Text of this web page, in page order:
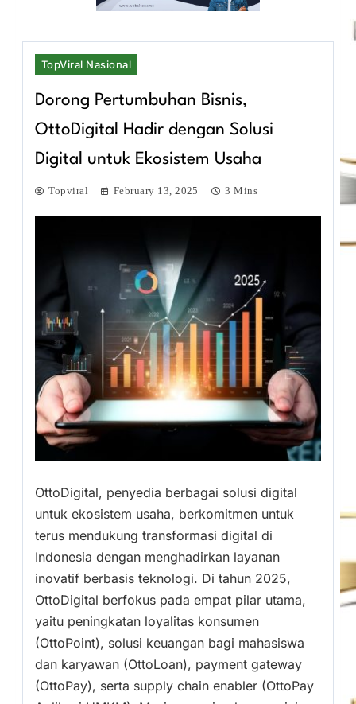
TopViral Nasional
Dorong Pertumbuhan Bisnis,
OttoDigital Hadir dengan Solusi
Digital untuk Ekosistem Usaha
Topviral February 13, 2025 3 Mins
OttoDigital, penyedia berbagai solusi digital
untuk ekosistem usaha, berkomitmen untuk
terus mendukung transformasi digital di
Indonesia dengan menghadirkan layanan
inovatif berbasis teknologi. Di tahun 2025,
OttoDigital berfokus pada empat pilar utama,
yaitu peningkatan loyalitas konsumen
(OttoPoint), solusi keuangan bagi mahasiswa
dan karyawan (OttoLoan), payment gateway
(OttoPay), serta supply chain enabler (OttoPay